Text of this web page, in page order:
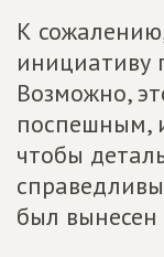
К
инициативу
Возможно,
поспешным,
чтобы
был